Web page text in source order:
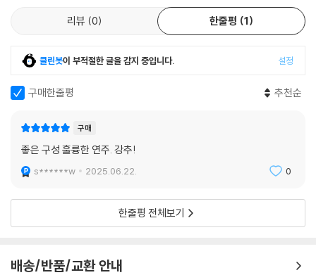
리뷰 0 한줄평 1
클린봇이 부적절한 글을 감지 중입니다. 설정
구매한줄평 추천순
구매
좋은 구성 훌륭한 연주. 강추!
s******w 2025.06.22. 0
한줄평 전체보기
배송/반품/교환 안내